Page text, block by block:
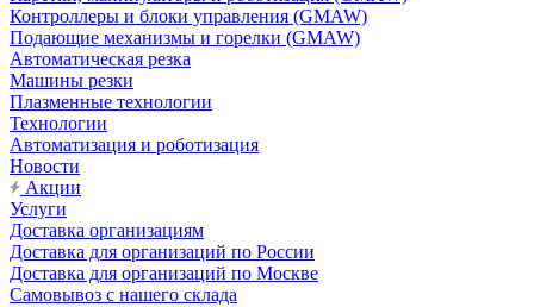
Контроллеры и блоки управления (GMAW)
Подающие механизмы и горелки (GMAW)
Автоматическая резка
Машины резки
Плазменные технологии
Технологии
Автоматизация и роботизация
Новости
Акции
Услуги
Доставка организациям
Доставка для организаций по России
Доставка для организаций по Москве
Самовывоз с нашего склада